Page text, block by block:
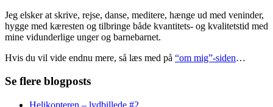
Jeg elsker at skrive, rejse, danse, meditere, hænge ud med veninder,
hygge med kæresten og tilbringe både kvantitets- og kvalitetstid med
mine vidunderlige unger og barnebarnet.
Hvis du vil vide endnu mere, så læs med på “om mig”-siden…
Se flere blogposts
Helikopteren – lydbillede #2